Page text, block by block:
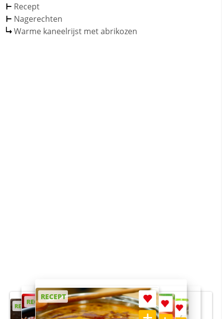
Recept
Nagerechten
Warme kaneelrijst met abrikozen
RECEPT
RECEPT
RECEPT
RECEPT
RECEPT